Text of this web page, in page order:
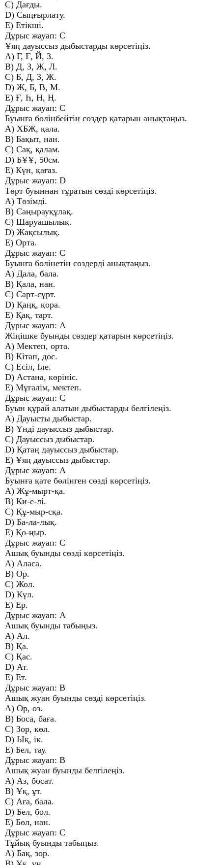
C) Дағды.
D) Сыңғырлату.
E) Етікші.
Дұрыс жауап: С
Ұяң дауыссыз дыбыстарды көрсетіңіз.
A) Г, Ғ, Й, З.
B) Д, З, Ж, Л.
C) Б, Д, З, Ж.
D) Ж, Б, В, М.
E) Ғ, Һ, Н, Ң.
Дұрыс жауап: С
Буынға бөлінбейтін сөздер қатарын анықтаңыз.
A) ХБЖ, қала.
B) Бақыт, нан.
C) Сақ, қалам.
D) БҰҰ, 50см.
E) Күн, қағаз.
Дұрыс жауап: D
Төрт буыннан тұратын сөзді көрсетіңіз.
A) Төзімді.
B) Саңырауқұлақ.
C) Шаруашылық.
D) Жақсылық.
E) Орта.
Дұрыс жауап: C
Буынға бөлінетін сөздерді анықтаңыз.
A) Дала, бала.
B) Қала, нан.
C) Сарт-сұрт.
D) Қаңқ, қора.
E) Қақ, тарт.
Дұрыс жауап: A
Жіңішке буынды сөздер қатарын көрсетіңіз.
A) Мектеп, орта.
B) Кітап, дос.
C) Есіл, Іле.
D) Астана, көрініс.
E) Мұғалім, мектеп.
Дұрыс жауап: C
Буын құрай алатын дыбыстарды белгілеңіз.
A) Дауысты дыбыстар.
B) Үнді дауыссыз дыбыстар.
C) Дауыссыз дыбыстар.
D) Қатаң дауыссыз дыбыстар.
E) Ұяң дауыссыз дыбыстар.
Дұрыс жауап: A
Буынға қате бөлінген сөзді көрсетіңіз.
A) Жұ-мырт-қа.
B) Ки-е-лі.
C) Құ-мыр-сқа.
D) Ба-ла-лық.
E) Қо-ңыр.
Дұрыс жауап: C
Ашық буынды сөзді көрсетіңіз.
A) Аласа.
B) Ор.
C) Жол.
D) Күл.
E) Ер.
Дұрыс жауап: А
Ашық буынды табыңыз.
A) Ал.
B) Қа.
C) Қас.
D) Ат.
E) Ет.
Дұрыс жауап: В
Ашық жуан буынды сөзді көрсетіңіз.
A) Ор, өз.
B) Боса, баға.
C) Зор, көл.
D) Ық, ік.
E) Бел, тау.
Дұрыс жауап: В
Ашық жуан буынды белгілеңіз.
A) Аз, босат.
B) Ұқ, ұт.
C) Аға, бала.
D) Бел, бол.
E) Бөл, нан.
Дұрыс жауап: С
Тұйық буынды табыңыз.
A) Бақ, зор.